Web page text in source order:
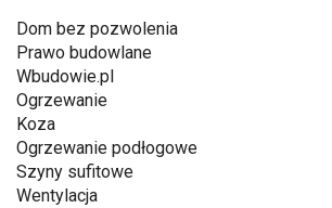
Dom bez pozwolenia
Prawo budowlane
Wbudowie.pl
Ogrzewanie
Koza
Ogrzewanie podłogowe
Szyny sufitowe
Wentylacja